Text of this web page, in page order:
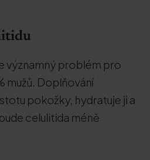
významný problém pro
mužů. Doplňování
pokožky, hydratuje ji a
celulitida méně